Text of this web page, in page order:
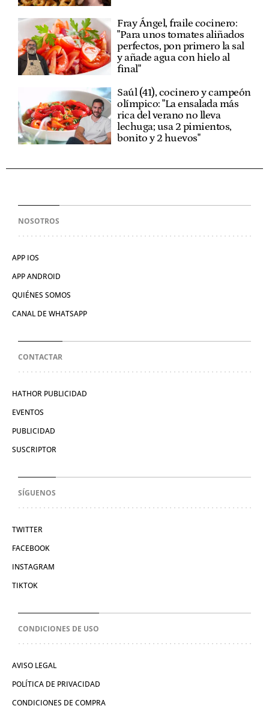
Fray Ángel, fraile cocinero:
"Para unos tomates aliñados
perfectos, pon primero la sal
y añade agua con hielo al
final"
Saúl (41), cocinero y campeón
olímpico: "La ensalada más
rica del verano no lleva
lechuga; usa 2 pimientos,
bonito y 2 huevos"
NOSOTROS
APP IOS
APP ANDROID
QUIÉNES SOMOS
CANAL DE WHATSAPP
CONTACTAR
HATHOR PUBLICIDAD
EVENTOS
PUBLICIDAD
SUSCRIPTOR
SÍGUENOS
TWITTER
FACEBOOK
INSTAGRAM
TIKTOK
CONDICIONES DE USO
AVISO LEGAL
POLÍTICA DE PRIVACIDAD
CONDICIONES DE COMPRA